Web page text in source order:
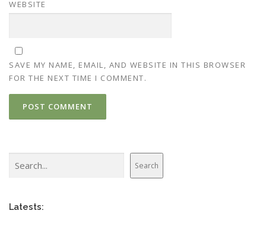
WEBSITE
SAVE MY NAME, EMAIL, AND WEBSITE IN THIS BROWSER
FOR THE NEXT TIME I COMMENT.
Search
Latests: